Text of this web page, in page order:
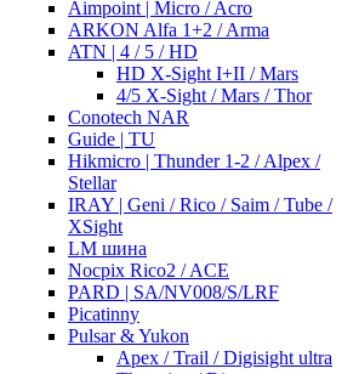
Aimpoint | Micro / Acro
ARKON Alfa 1+2 / Arma
ATN | 4 / 5 / HD
HD X-Sight I+II / Mars
4/5 X-Sight / Mars / Thor
Conotech NAR
Guide | TU
Hikmicro | Thunder 1-2 / Alpex /
Stellar
IRAY | Geni / Rico / Saim / Tube /
XSight
LM шина
Nocpix Rico2 / ACE
PARD | SA/NV008/S/LRF
Picatinny
Pulsar & Yukon
Apex / Trail / Digisight ultra